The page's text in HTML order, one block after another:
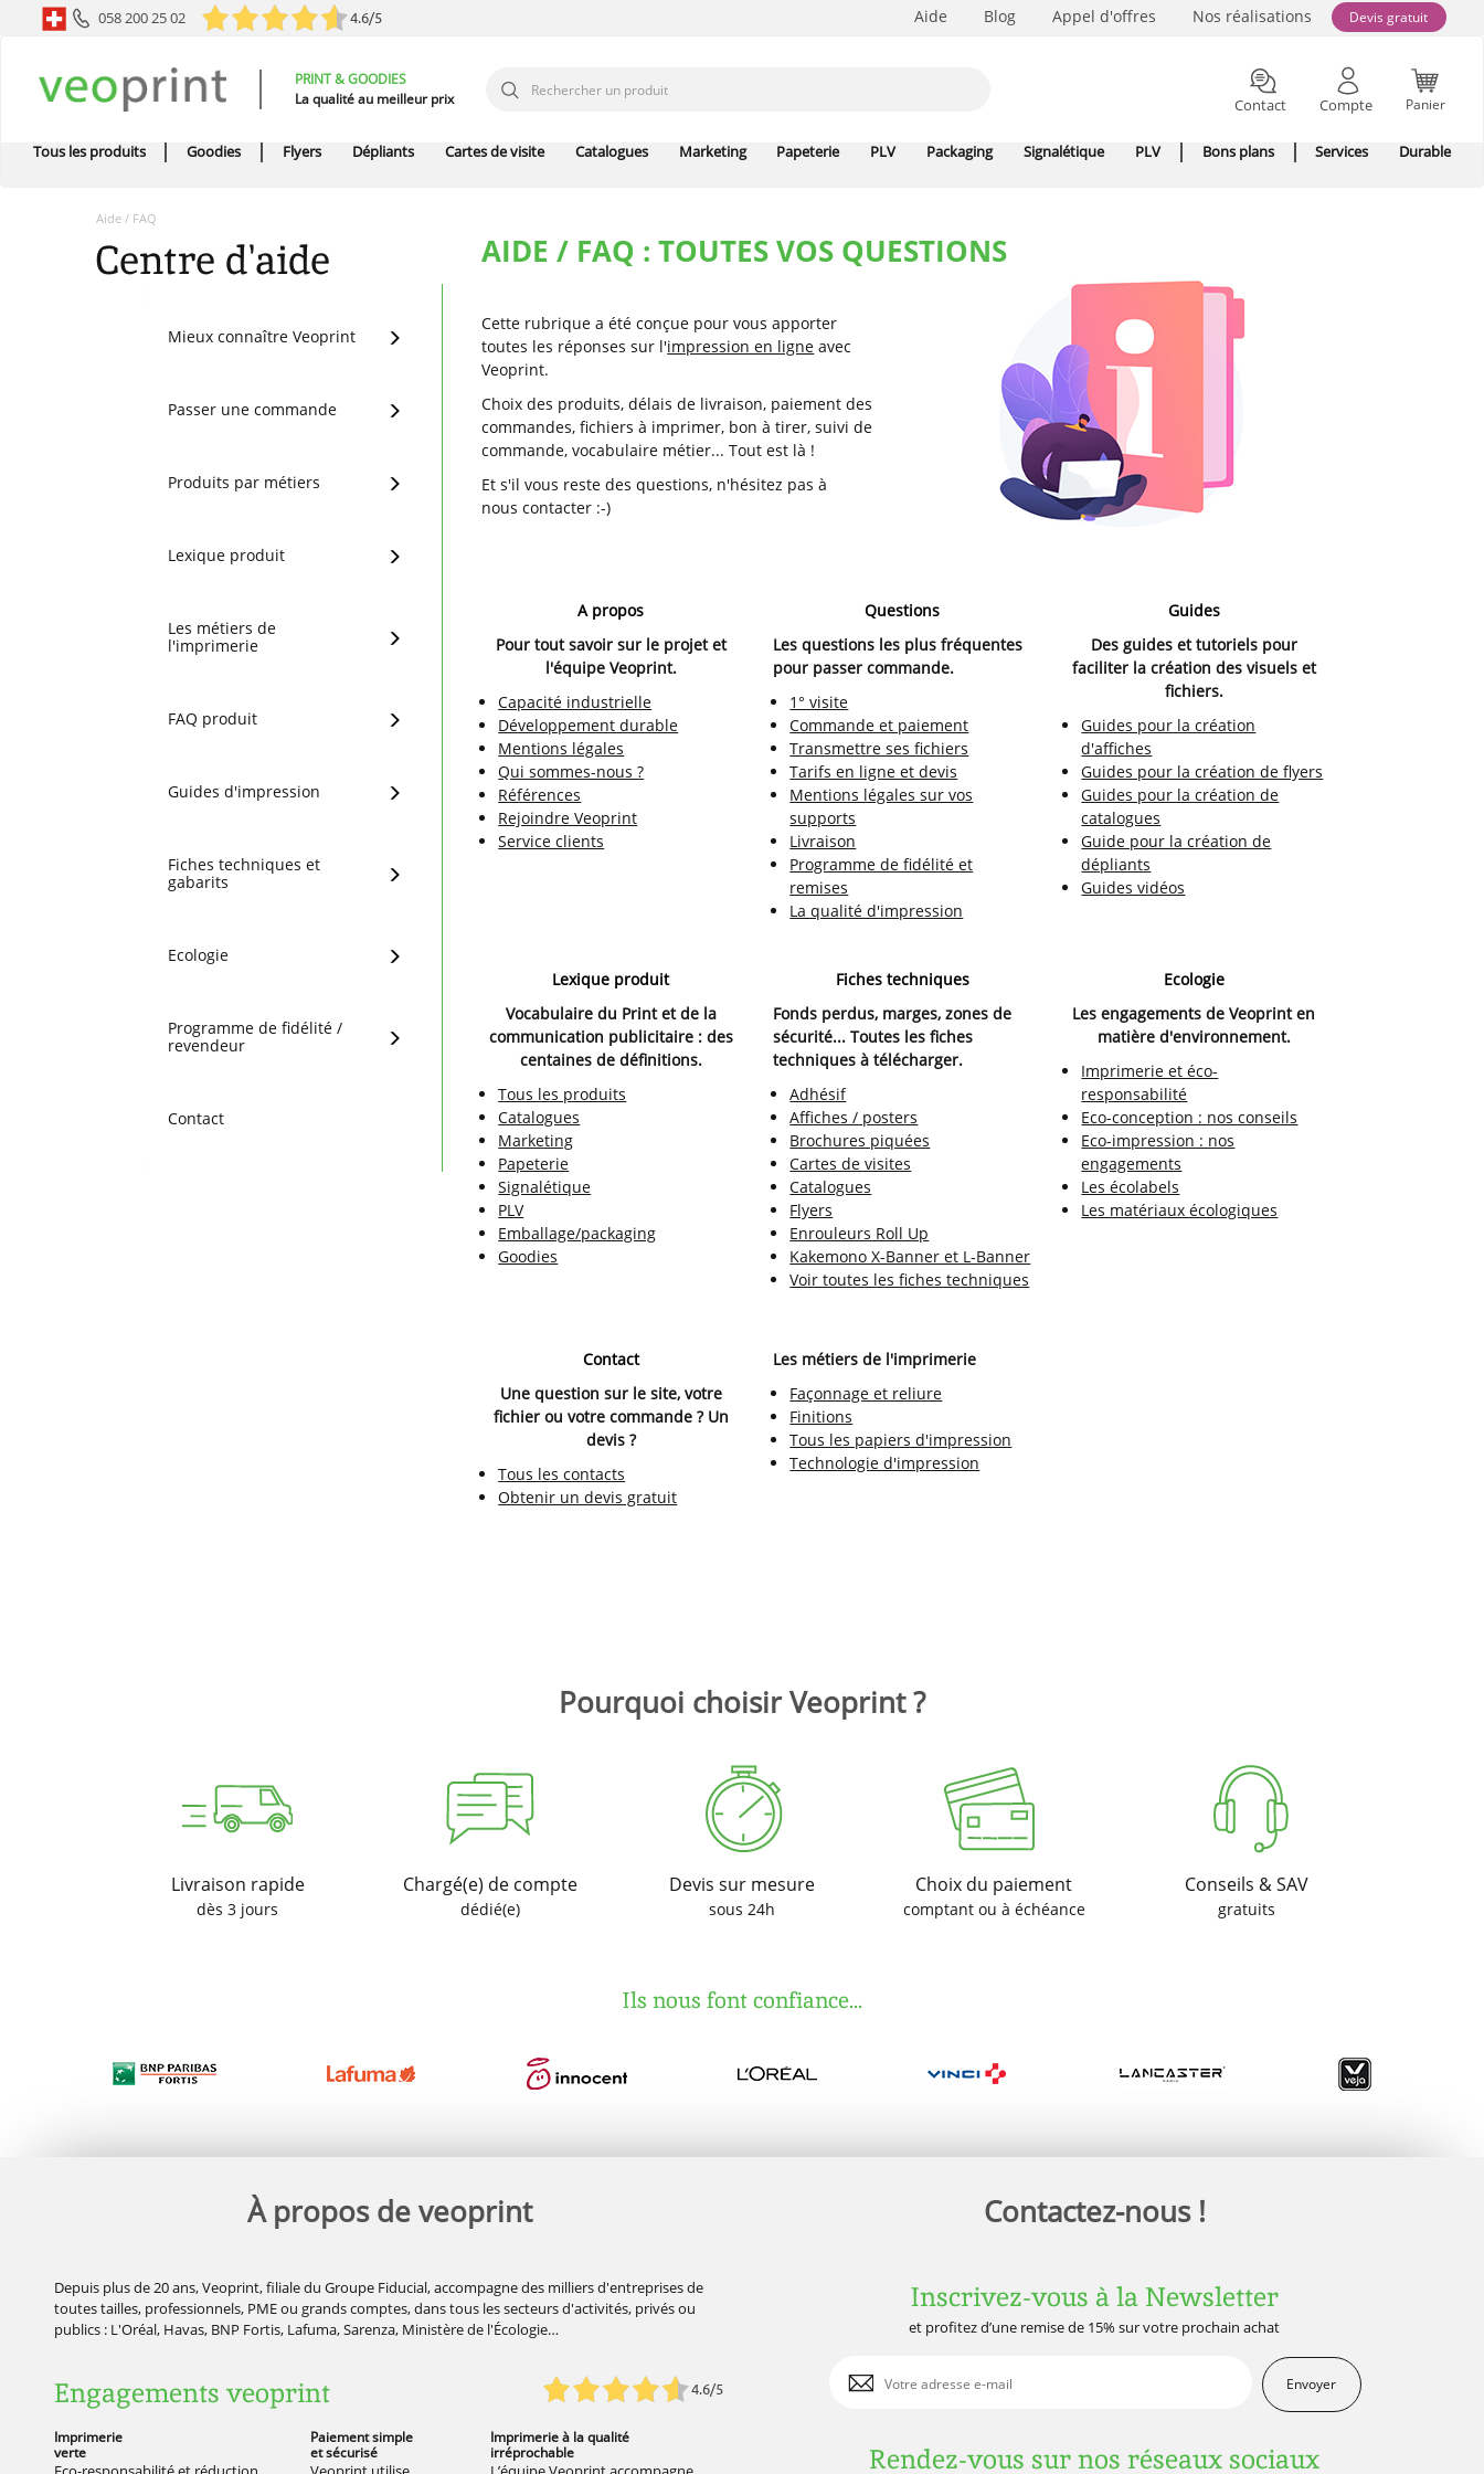
058 200 25 02 4.6/5 Aide Blog Appel d'offres Nos réalisations Devis gratuit
PRINT & GOODIES
La qualité au meilleur prix
Contact Compte Panier
Tous les produits Goodies Flyers Dépliants Cartes de visite Catalogues Marketing Papeterie PLV Packaging Signalétique PLV Bons plans Services Durable
Aide / FAQ
Centre d'aide
Mieux connaître Veoprint
Passer une commande
Produits par métiers
Lexique produit
Les métiers de
l'imprimerie
FAQ produit
Guides d'impression
Fiches techniques et
gabarits
Ecologie
Programme de fidélité /
revendeur
Contact
AIDE / FAQ : TOUTES VOS QUESTIONS
Cette rubrique a été conçue pour vous apporter
toutes les réponses sur l'impression en ligne avec
Veoprint.
Choix des produits, délais de livraison, paiement des
commandes, fichiers à imprimer, bon à tirer, suivi de
commande, vocabulaire métier... Tout est là !
Et s'il vous reste des questions, n'hésitez pas à
nous contacter :-)
A propos
Pour tout savoir sur le projet et
l'équipe Veoprint.
Capacité industrielle
Développement durable
Mentions légales
Qui sommes-nous ?
Références
Rejoindre Veoprint
Service clients
Questions
Les questions les plus fréquentes
pour passer commande.
1° visite
Commande et paiement
Transmettre ses fichiers
Tarifs en ligne et devis
Mentions légales sur vos
supports
Livraison
Programme de fidélité et
remises
La qualité d'impression
Guides
Des guides et tutoriels pour
faciliter la création des visuels et
fichiers.
Guides pour la création
d'affiches
Guides pour la création de flyers
Guides pour la création de
catalogues
Guide pour la création de
dépliants
Guides vidéos
Lexique produit
Vocabulaire du Print et de la
communication publicitaire : des
centaines de définitions.
Tous les produits
Catalogues
Marketing
Papeterie
Signalétique
PLV
Emballage/packaging
Goodies
Fiches techniques
Fonds perdus, marges, zones de
sécurité... Toutes les fiches
techniques à télécharger.
Adhésif
Affiches / posters
Brochures piquées
Cartes de visites
Catalogues
Flyers
Enrouleurs Roll Up
Kakemono X-Banner et L-Banner
Voir toutes les fiches techniques
Ecologie
Les engagements de Veoprint en
matière d'environnement.
Imprimerie et éco-
responsabilité
Eco-conception : nos conseils
Eco-impression : nos
engagements
Les écolabels
Les matériaux écologiques
Contact
Une question sur le site, votre
fichier ou votre commande ? Un
devis ?
Tous les contacts
Obtenir un devis gratuit
Les métiers de l'imprimerie
Façonnage et reliure
Finitions
Tous les papiers d'impression
Technologie d'impression
Pourquoi choisir Veoprint ?
Livraison rapide
dès 3 jours
Chargé(e) de compte
dédié(e)
Devis sur mesure
sous 24h
Choix du paiement
comptant ou à échéance
Conseils & SAV
gratuits
Ils nous font confiance...
À propos de veoprint
Depuis plus de 20 ans, Veoprint, filiale du Groupe Fiducial, accompagne des milliers d'entreprises de
toutes tailles, professionnels, PME ou grands comptes, dans tous les secteurs d'activités, privés ou
publics : L'Oréal, Havas, BNP Fortis, Lafuma, Sarenza, Ministère de l'Écologie…
Engagements veoprint 4.6/5
Imprimerie
verte
Paiement simple
et sécurisé
Imprimerie à la qualité
irréprochable
Contactez-nous !
Inscrivez-vous à la Newsletter
et profitez d’une remise de 15% sur votre prochain achat
Envoyer
Rendez-vous sur nos réseaux sociaux